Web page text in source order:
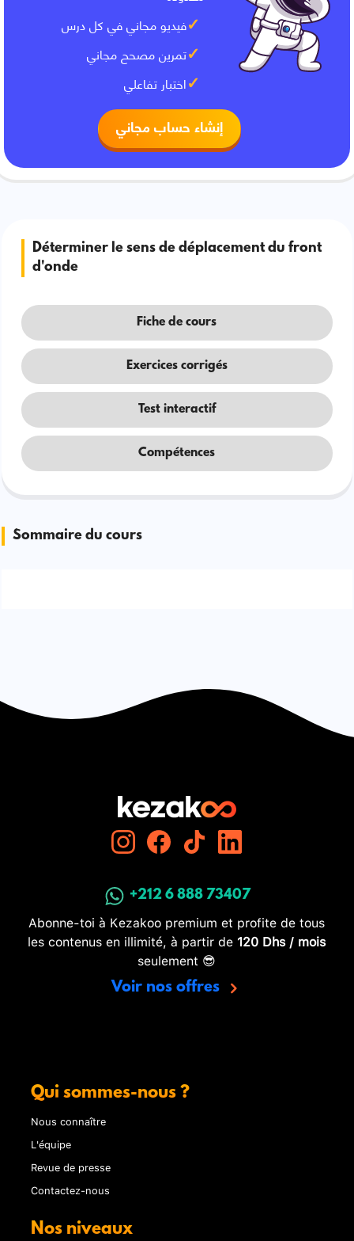
فيديو مجاني في كل درس
تمرين مصحح مجاني
اختبار تفاعلي
إنشاء حساب مجاني
Déterminer le sens de déplacement du front
d'onde
Fiche de cours
Exercices corrigés
Test interactif
Compétences
Sommaire du cours
+212 6 888 73407
Abonne-toi à Kezakoo premium et profite de tous
les contenus en illimité, à partir de 120 Dhs / mois
seulement 😎
Voir nos offres
Qui sommes-nous ?
Nous connaître
L'équipe
Revue de presse
Contactez-nous
Nos niveaux